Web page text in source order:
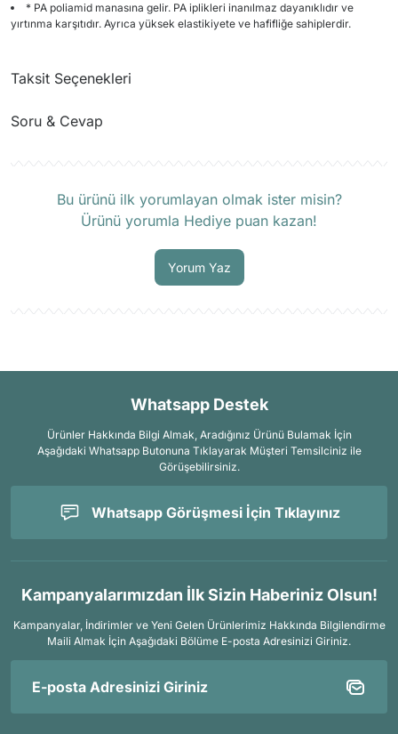
* PA poliamid manasına gelir. PA iplikleri inanılmaz dayanıklıdır ve
yırtınma karşıtıdır. Ayrıca yüksek elastikiyete ve hafifliğe sahiplerdir.
Taksit Seçenekleri
Soru & Cevap
Bu ürünü ilk yorumlayan olmak ister misin?
Ürünü yorumla Hediye puan kazan!
Yorum Yaz
Whatsapp Destek
Ürünler Hakkında Bilgi Almak, Aradığınız Ürünü Bulamak İçin
Aşağıdaki Whatsapp Butonuna Tıklayarak Müşteri Temsilciniz ile
Görüşebilirsiniz.
Whatsapp Görüşmesi İçin Tıklayınız
Kampanyalarımızdan İlk Sizin Haberiniz Olsun!
Kampanyalar, İndirimler ve Yeni Gelen Ürünlerimiz Hakkında Bilgilendirme
Maili Almak İçin Aşağıdaki Bölüme E-posta Adresinizi Giriniz.